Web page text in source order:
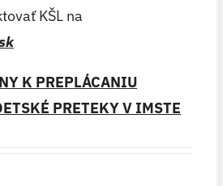
KŠL na
K PREPLÁCANIU
PRETEKY V IMSTE